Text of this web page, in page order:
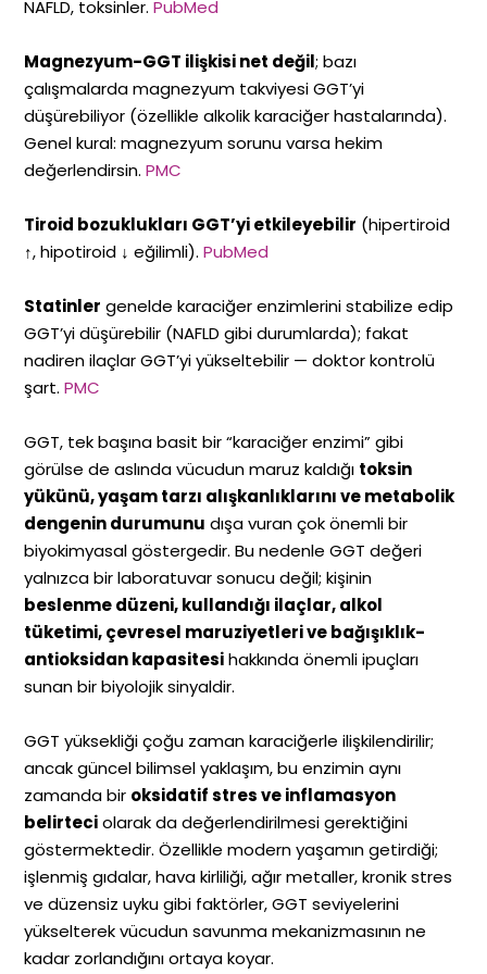
NAFLD, toksinler.PubMed
Magnezyum-GGT ilişkisi net değil; bazı
çalışmalarda magnezyum takviyesi GGT’yi
düşürebiliyor (özellikle alkolik karaciğer hastalarında).
Genel kural: magnezyum sorunu varsa hekim
değerlendirsin.PMC
Tiroid bozuklukları GGT’yi etkileyebilir (hipertiroid
↑, hipotiroid ↓ eğilimli).PubMed
Statinler genelde karaciğer enzimlerini stabilize edip
GGT’yi düşürebilir (NAFLD gibi durumlarda); fakat
nadiren ilaçlar GGT’yi yükseltebilir — doktor kontrolü
şart.PMC
GGT, tek başına basit bir “karaciğer enzimi” gibi
görülse de aslında vücudun maruz kaldığı toksin
yükünü, yaşam tarzı alışkanlıklarını ve metabolik
dengenin durumunu dışa vuran çok önemli bir
biyokimyasal göstergedir. Bu nedenle GGT değeri
yalnızca bir laboratuvar sonucu değil; kişinin
beslenme düzeni, kullandığı ilaçlar, alkol
tüketimi, çevresel maruziyetleri ve bağışıklık-
antioksidan kapasitesihakkında önemli ipuçları
sunan bir biyolojik sinyaldir.
GGT yüksekliği çoğu zaman karaciğerle ilişkilendirilir;
ancak güncel bilimsel yaklaşım, bu enzimin aynı
zamanda bir oksidatif stres ve inflamasyon
belirteciolarak da değerlendirilmesi gerektiğini
göstermektedir. Özellikle modern yaşamın getirdiği;
işlenmiş gıdalar, hava kirliliği, ağır metaller, kronik stres
ve düzensiz uyku gibi faktörler, GGT seviyelerini
yükselterek vücudun savunma mekanizmasının ne
kadar zorlandığını ortaya koyar.